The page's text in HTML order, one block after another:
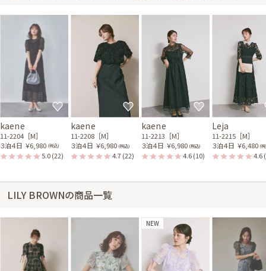
kaene
11-2204［M］
３泊４日 ￥6,980 (税込)
5.0(22)
kaene
11-2208［M］
３泊４日 ￥6,980 (税込)
4.7(22)
kaene
11-2213［M］
３泊４日 ￥6,980 (税込)
4.6(10)
Leja
11-2215［M］
３泊４日 ￥6,480 (
4.6
LILY BROWNの商品一覧
NEW